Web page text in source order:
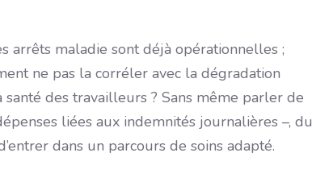
arrêts maladie sont déjà opérationnelles ;
ne pas la corréler avec la dégradation
des travailleurs ? Sans même parler de
liées aux indemnités journalières –, du
dans un parcours de soins adapté.